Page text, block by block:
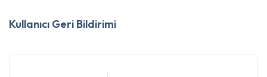
Kullanıcı Geri Bildirimi